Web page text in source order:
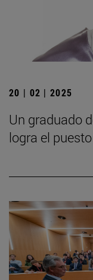
20 | 02 | 2025
Un graduado
logra el